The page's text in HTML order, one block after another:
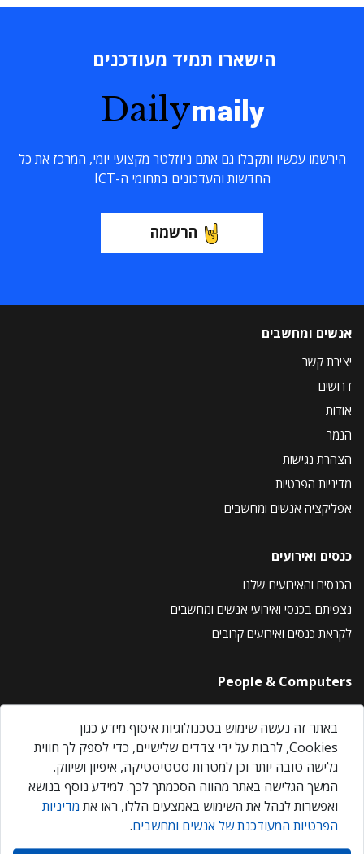
הישארו תמיד מעודכנים
Dailymaily
הירשמו עכשיו ותקבלו גם אתם ניוזלטר מקצועי יומי, המרכז את כל
החדשות והעדכונים בתחומי ה-ICT
הרשמה
אנשים ומחשבים
יצירת קשר
דרושים
אודות
הנמר
הצהרת נגישות
מדיניות הפרטיות
אפליקציה אנשים ומחשבים
כנסים ואירועים
הכנסים והאירועים שלנו
נצפיתם בכנסי ואירועי אנשים ומחשבים
לקראת כנסים ואירועים קרובים
People & Computers
About Us
Privacy Policy
Contact Us
Our Events
אנשים ומחשבים © 2026 – כל הזכויות שמורות
באתר זה נעשה שימוש בטכנולוגיות איסוף מידע כגון
Cookies, לרבות על ידי צדדים שלישיים, כדי לספק לך חווית
גלישה טובה יותר וכן למטרות סטטיסטיקה, איפיון ושיווק.
המשך הגלישה באתר מהווה הסכמתך לכך. למידע נוסף בנושא
ואפשרות לנהל את השימוש באמצעים הללו, ראו את מדיניות
הפרטיות המעודכנת של אנשים ומחשבים.